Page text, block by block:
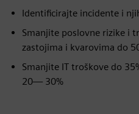
Identificirajte incidente i
Smanjite poslovne rizike i
zastojima i kvarovima do
Smanjite IT troškove do
20— 30%